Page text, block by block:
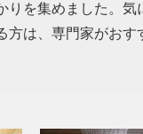
りを集めました。
方は、専門家がお